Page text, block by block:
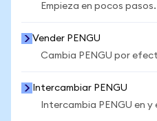
Empieza en pocos pasos.
Vender PENGU
Cambia PENGU por
Intercambiar PENGU
Intercambia PENGU en